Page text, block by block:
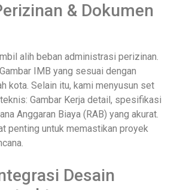
& Dokumen
alih beban administrasi perizinan.
IMB yang sesuai dengan
kota. Selain itu, kami menyusun set
Gambar Kerja detail, spesifikasi
Anggaran Biaya (RAB) yang akurat.
penting untuk memastikan proyek
Desain